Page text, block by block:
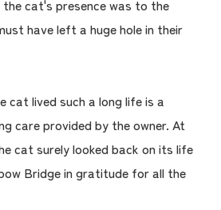
cat's presence was to the
have left a huge hole in their
lived such a long life is a
care provided by the owner. At
cat surely looked back on its life
Bridge in gratitude for all the